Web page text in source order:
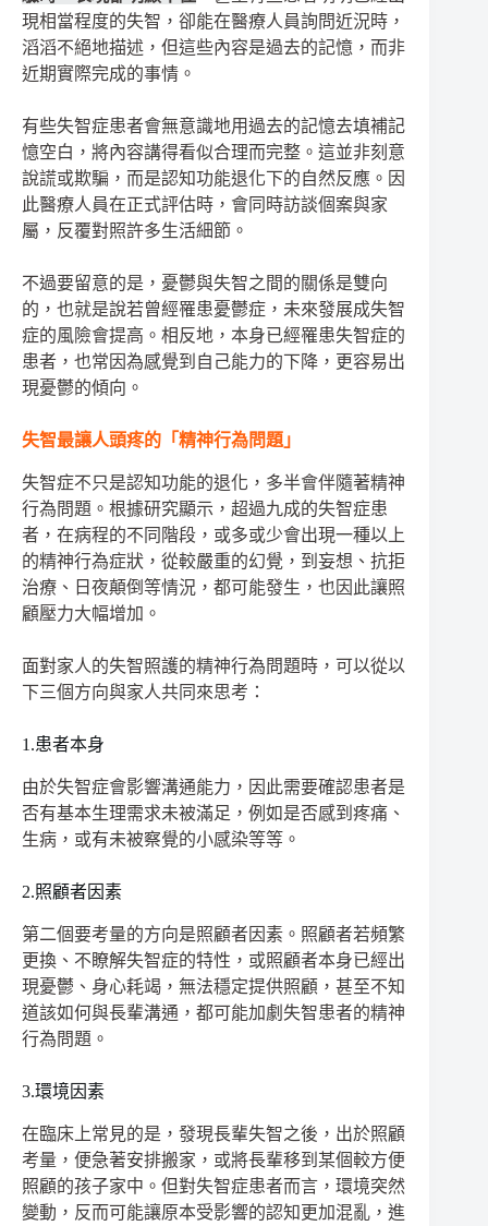
現相當程度的失智，卻能在醫療人員詢問近況時，
滔滔不絕地描述，但這些內容是過去的記憶，而非
近期實際完成的事情。
有些失智症患者會無意識地用過去的記憶去填補記
憶空白，將內容講得看似合理而完整。這並非刻意
說謊或欺騙，而是認知功能退化下的自然反應。因
此醫療人員在正式評估時，會同時訪談個案與家
屬，反覆對照許多生活細節。
不過要留意的是，憂鬱與失智之間的關係是雙向
的，也就是說若曾經罹患憂鬱症，未來發展成失智
症的風險會提高。相反地，本身已經罹患失智症的
患者，也常因為感覺到自己能力的下降，更容易出
現憂鬱的傾向。
失智最讓人頭疼的「精神行為問題」
失智症不只是認知功能的退化，多半會伴隨著精神
行為問題。根據研究顯示，超過九成的失智症患
者，在病程的不同階段，或多或少會出現一種以上
的精神行為症狀，從較嚴重的幻覺，到妄想、抗拒
治療、日夜顛倒等情況，都可能發生，也因此讓照
顧壓力大幅增加。
面對家人的失智照護的精神行為問題時，可以從以
下三個方向與家人共同來思考：
1.患者本身
由於失智症會影響溝通能力，因此需要確認患者是
否有基本生理需求未被滿足，例如是否感到疼痛、
生病，或有未被察覺的小感染等等。
2.照顧者因素
第二個要考量的方向是照顧者因素。照顧者若頻繁
更換、不瞭解失智症的特性，或照顧者本身已經出
現憂鬱、身心耗竭，無法穩定提供照顧，甚至不知
道該如何與長輩溝通，都可能加劇失智患者的精神
行為問題。
3.環境因素
在臨床上常見的是，發現長輩失智之後，出於照顧
考量，便急著安排搬家，或將長輩移到某個較方便
照顧的孩子家中。但對失智症患者而言，環境突然
變動，反而可能讓原本受影響的認知更加混亂，進